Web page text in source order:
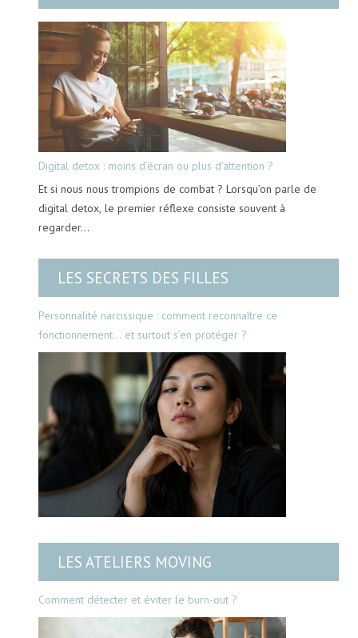
Digital detox : moins d’écran ou plus d’attention ?
Et si nous nous trompions de combat ? Lorsqu’on parle de
digital detox, le premier réflexe consiste souvent à
regarder…
LES SECRETS DES FILLES
Personnalité narcissique : comment reconnaître ce
fonctionnement… et surtout s’en protéger ?
LES ATELIERS MOVING
Comment détecter et éviter le burn-out ?